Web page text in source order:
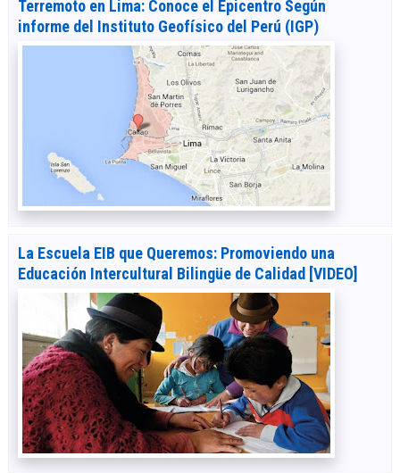
Terremoto en Lima: Conoce el Epicentro Según
informe del Instituto Geofísico del Perú (IGP)
La Escuela EIB que Queremos: Promoviendo una
Educación Intercultural Bilingüe de Calidad [VIDEO]